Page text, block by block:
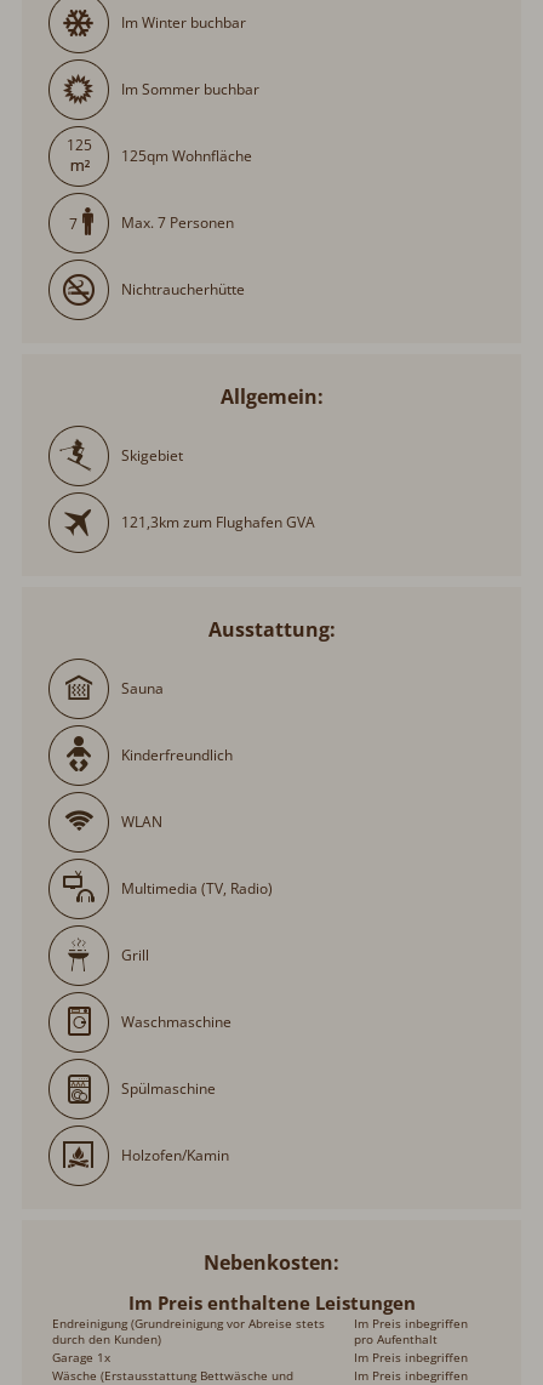
Im Winter buchbar
Im Sommer buchbar
125
125qm Wohnfläche
7 Max. 7 Personen
Nichtraucherhütte
Allgemein:
Skigebiet
121,3km zum Flughafen GVA
Ausstattung:
Sauna
Kinderfreundlich
WLAN
Multimedia (TV, Radio)
Grill
Waschmaschine
Spülmaschine
Holzofen/Kamin
Nebenkosten
Im Preis enthaltene Leistungen
Endreinigung (Grundreinigung vor Abreise stets
durch den Kunden)
Im Preis inbegriffen
pro Aufenthalt
Garage 1x
Im Preis inbegriffen
Wäsche (Erstausstattung Bettwäsche und
Im Preis inbegriffen